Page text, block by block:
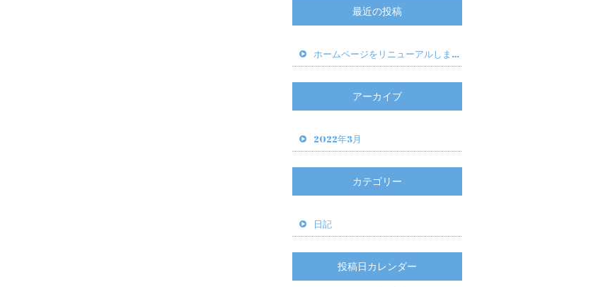
最近の投稿
ホームページをリニューアルしました。
アーカイブ
2022年3月
カテゴリー
日記
投稿日カレンダー